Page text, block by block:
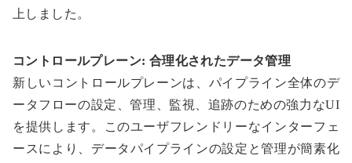
上しました。
コントロールプレーン: 合理化されたデータ管理
新しいコントロールプレーンは、パイプライン全体のデ
ータフローの設定、管理、監視、追跡のための強力なUI
を提供します。このユーザフレンドリーなインターフェ
ースにより、データパイプラインの設定と管理が簡素化